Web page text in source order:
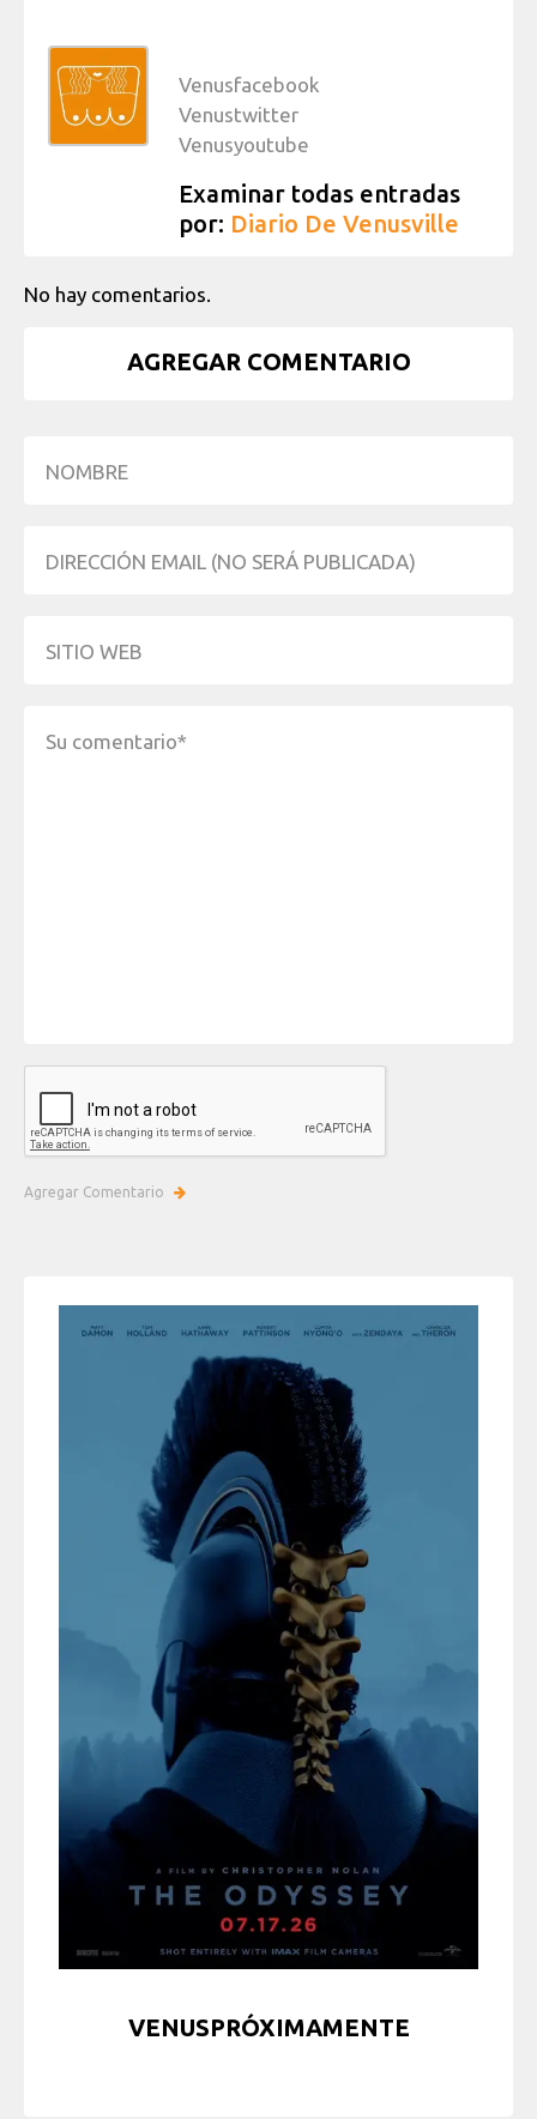
Venusfacebook
Venustwitter
Venusyoutube
Examinar todas entradas
por: Diario De Venusville
No hay comentarios.
AGREGAR COMENTARIO
VENUSPRÓXIMAMENTE